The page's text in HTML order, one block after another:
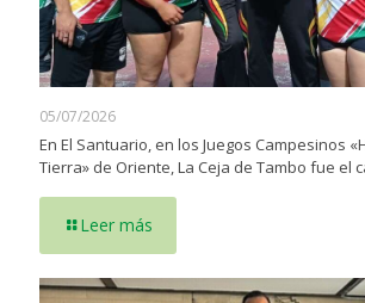
05/07/2026
En El Santuario, en los Juegos Campesinos
Tierra» de Oriente, La Ceja de Tambo fue el
Leer más